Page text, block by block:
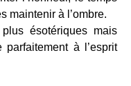
maintenir à l’ombre.
plus ésotériques mais
à l’esprit